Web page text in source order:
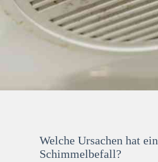
Welche Ursachen hat ein
Schimmelbefall?